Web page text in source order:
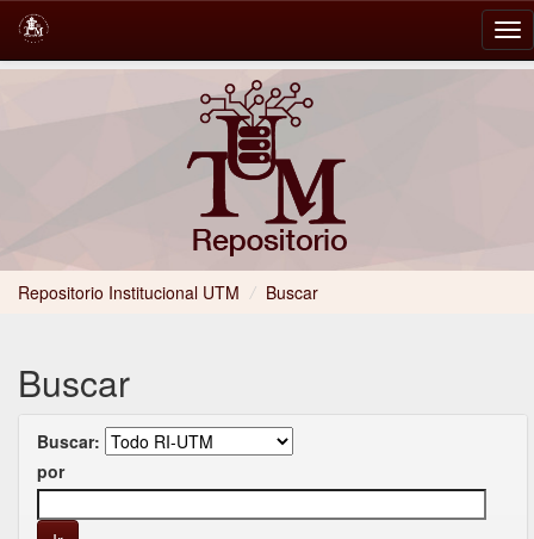
Repositorio Institucional UTM / Buscar
Buscar
Buscar:
por